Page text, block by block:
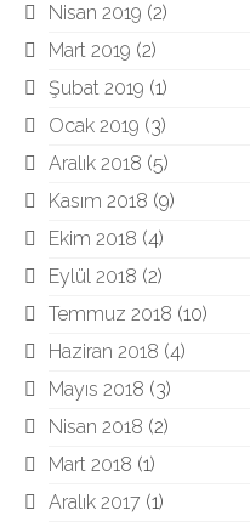
Nisan 2019 (2)
Mart 2019 (2)
Şubat 2019 (1)
Ocak 2019 (3)
Aralık 2018 (5)
Kasım 2018 (9)
Ekim 2018 (4)
Eylül 2018 (2)
Temmuz 2018 (10)
Haziran 2018 (4)
Mayıs 2018 (3)
Nisan 2018 (2)
Mart 2018 (1)
Aralık 2017 (1)